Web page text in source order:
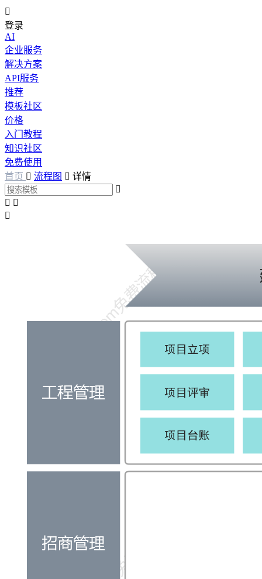

登录
AI
企业服务
解决方案
API服务
推荐
模板社区
价格
入门教程
知识社区
免费使用
首页  流程图  详情

 
